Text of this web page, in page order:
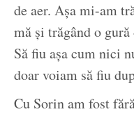
de aer. Așa mi-am
mă și trăgând o
Să fiu așa cum nici
doar voiam să fiu
Cu Sorin am fost